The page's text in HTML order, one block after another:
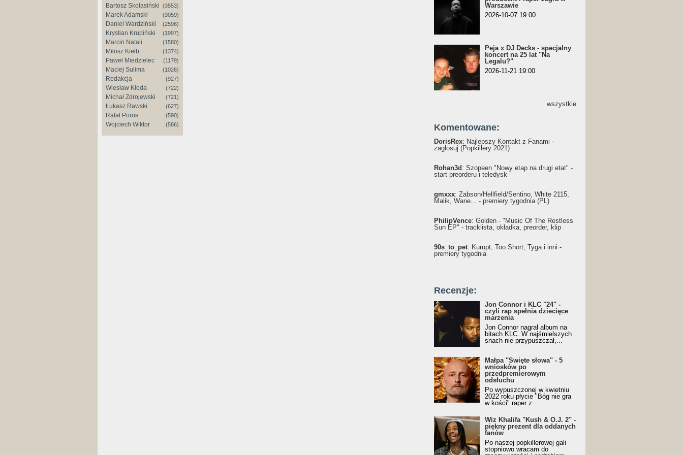
Bartosz Skolasiński (3553)
Marek Adamski (3059)
Daniel Wardziński (2596)
Krystian Krupiński (1997)
Marcin Natali (1580)
Miłosz Kiełb (1374)
Paweł Miedzielec (1179)
Maciej Sulima (1026)
Redakcja (927)
Wiesław Kłoda (722)
Michał Zdrojewski (721)
Łukasz Rawski (627)
Rafał Poros (590)
Wojciech Wiktor (586)
Warszawie
2026-10-07 19:00
Peja x DJ Decks - specjalny
koncert na 25 lat "Na
Legalu?"
2026-11-21 19:00
wszystkie
Komentowane:
DorisRex: Najlepszy Kontakt z Fanami -
zagłosuj (Popkillery 2021)
Rohan3d : Szopeen "Nowy etap na drugi etat" -
start preorderu i teledysk
gmxxx: Żabson/Hellfield/Sentino, White 2115,
Malik, Wane... - premiery tygodnia (PL)
PhilipVence: Golden - "Music Of The Restless
Sun EP" - tracklista, okładka, preorder, klip
90s_to_pet: Kurupt, Too Short, Tyga i inni -
premiery tygodnia
Recenzje:
Jon Connor i KLC "24" -
czyli rap spełnia dziecięce
marzenia
Jon Connor nagrał album na
bitach KLC. W najśmielszych
snach nie przypuszczał,...
Małpa "Święte słowa" - 5
wniosków po
przedpremierowym
odsłuchu
Po wypuszczonej w kwietniu
2022 roku płycie "Bóg nie gra
w kości" raper z...
Wiz Khalifa "Kush & O.J. 2" -
piękny prezent dla oddanych
fanów
Po naszej popkillerowej gali
stopniowo wracam do